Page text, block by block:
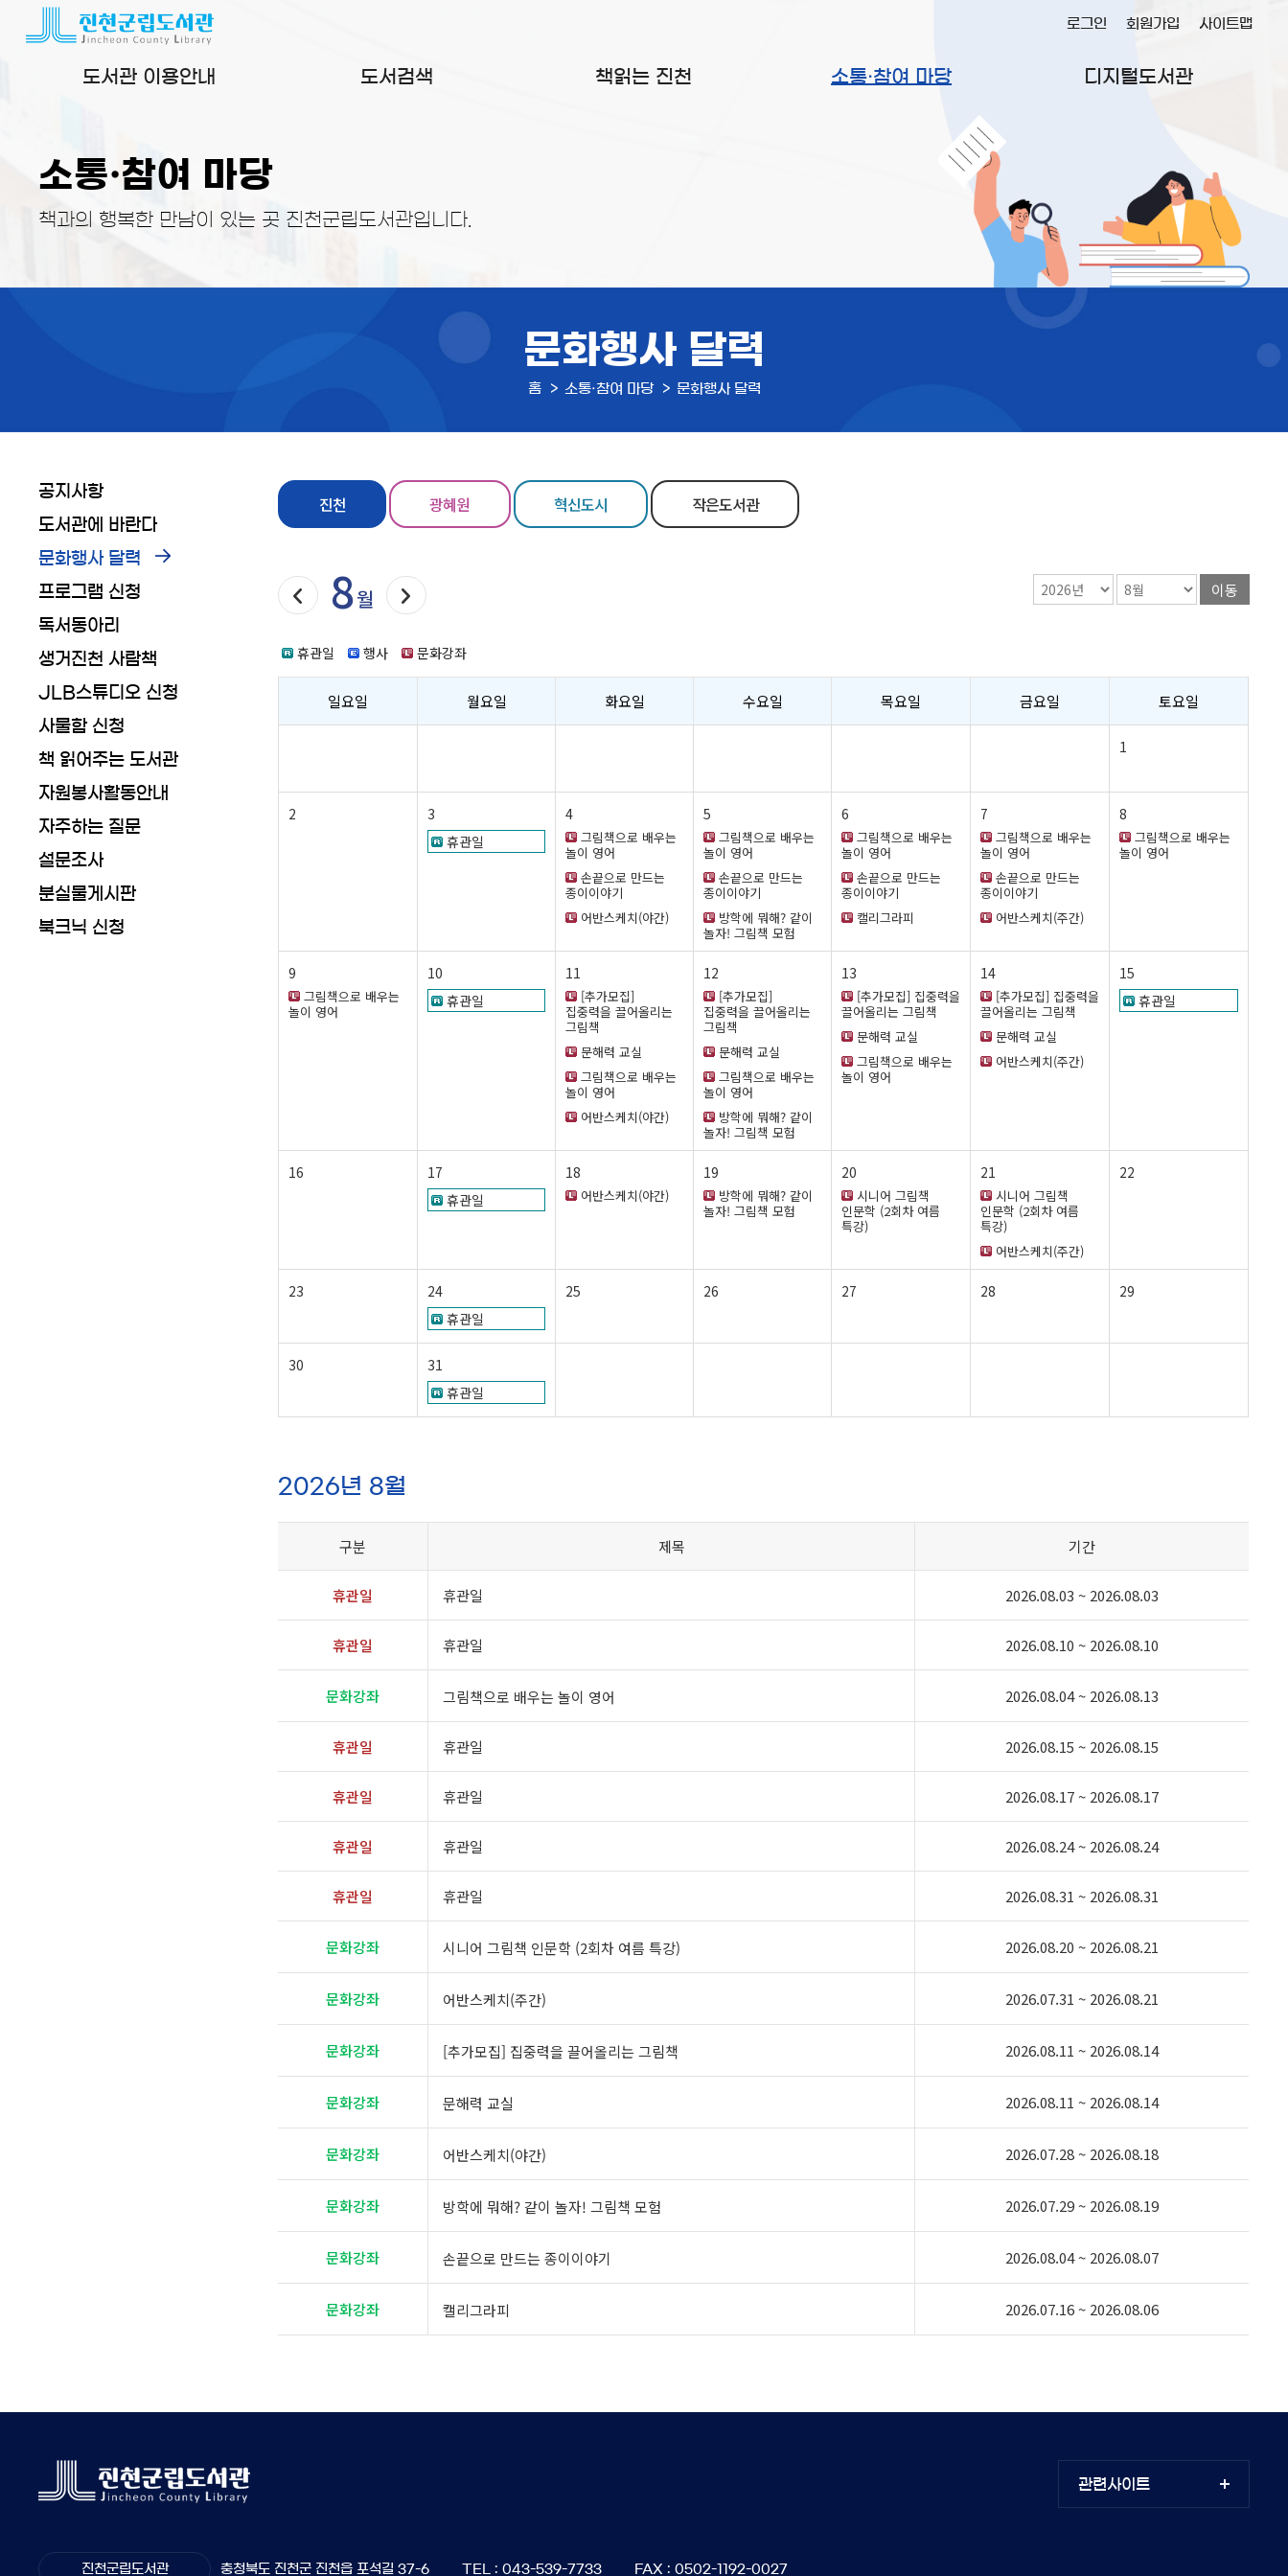
도서관 이용안내 도서검색 책읽는 진천 소통·참여 마당 디지털도서관
로그인 회원가입 사이트맵
소통·참여 마당
책과의 행복한 만남이 있는 곳 진천군립도서관입니다.
문화행사 달력
홈 소통·참여 마당 문화행사 달력
공지사항
도서관에 바란다
문화행사 달력
프로그램 신청
독서동아리
생거진천 사람책
JLB스튜디오 신청
사물함 신청
책 읽어주는 도서관
자원봉사활동안내
자주하는 질문
설문조사
분실물게시판
북크닉 신청
진천 광혜원 혁신도시 작은도서관
8
월
다음달
휴관일 행사 문화강좌
이동
일요일 월요일 화요일 수요일 목요일 금요일 토요일
1
2
3
휴관일
4
그림책으로 배우는
놀이 영어
손끝으로 만드는
종이이야기
어반스케치(야간)
5
그림책으로 배우는
놀이 영어
손끝으로 만드는
종이이야기
방학에 뭐해? 같이
놀자! 그림책 모험
6
그림책으로 배우는
놀이 영어
손끝으로 만드는
종이이야기
캘리그라피
7
그림책으로 배우는
놀이 영어
손끝으로 만드는
종이이야기
어반스케치(주간)
8
그림책으로 배우는
놀이 영어
9
그림책으로 배우는
놀이 영어
10
휴관일
11
[추가모집]
집중력을 끌어올리는
그림책
문해력 교실
그림책으로 배우는
놀이 영어
어반스케치(야간)
12
[추가모집]
집중력을 끌어올리는
그림책
문해력 교실
그림책으로 배우는
놀이 영어
방학에 뭐해? 같이
놀자! 그림책 모험
13
[추가모집] 집중력을
끌어올리는 그림책
문해력 교실
그림책으로 배우는
놀이 영어
14
[추가모집] 집중력을
끌어올리는 그림책
문해력 교실
어반스케치(주간)
15
휴관일
16
17
휴관일
18
어반스케치(야간)
19
방학에 뭐해? 같이
놀자! 그림책 모험
20
시니어 그림책
인문학 (2회차 여름
특강)
21
시니어 그림책
인문학 (2회차 여름
특강)
어반스케치(주간)
22
23
24
휴관일
25 26 27 28 29
30
31
휴관일
2026년 8월
구분 제목 기간
휴관일 휴관일 2026.08.03 ~ 2026.08.03
휴관일 휴관일 2026.08.10 ~ 2026.08.10
문화강좌 그림책으로 배우는 놀이 영어 2026.08.04 ~ 2026.08.13
휴관일 휴관일 2026.08.15 ~ 2026.08.15
휴관일 휴관일 2026.08.17 ~ 2026.08.17
휴관일 휴관일 2026.08.24 ~ 2026.08.24
휴관일 휴관일 2026.08.31 ~ 2026.08.31
문화강좌 시니어 그림책 인문학 (2회차 여름 특강) 2026.08.20 ~ 2026.08.21
문화강좌 어반스케치(주간) 2026.07.31 ~ 2026.08.21
문화강좌 [추가모집] 집중력을 끌어올리는 그림책 2026.08.11 ~ 2026.08.14
문화강좌 문해력 교실 2026.08.11 ~ 2026.08.14
문화강좌 어반스케치(야간) 2026.07.28 ~ 2026.08.18
문화강좌 방학에 뭐해? 같이 놀자! 그림책 모험 2026.07.29 ~ 2026.08.19
문화강좌 손끝으로 만드는 종이이야기 2026.08.04 ~ 2026.08.07
문화강좌 캘리그라피 2026.07.16 ~ 2026.08.06
관련사이트
진천군립도서관 충청북도 진천군 진천읍 포석길 37-6 TEL : 043-539-7733 FAX : 0502-1192-0027